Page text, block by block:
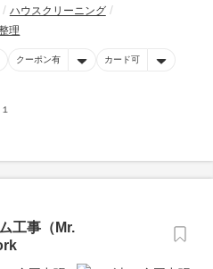
ハウスクリーニング
理
クーポン有 カード可
工事（Mr.